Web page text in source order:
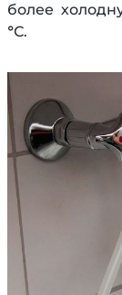
более
°С.